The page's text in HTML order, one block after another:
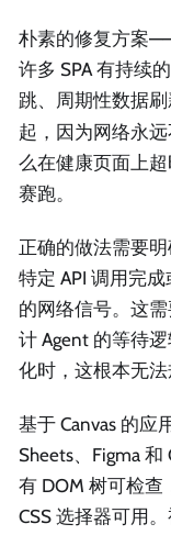
朴素的修复方案
许多 SPA 有持续
跳、周期性数据
起，因为网络永
么在健康页面上
赛跑。
正确的做法需要
特定 API 调用完
的网络信号。这
计 Agent 的等待
化时，这根本无法
基于 Canvas 的应
Sheets、Figma 和
有 DOM 树可检
CSS 选择器可用